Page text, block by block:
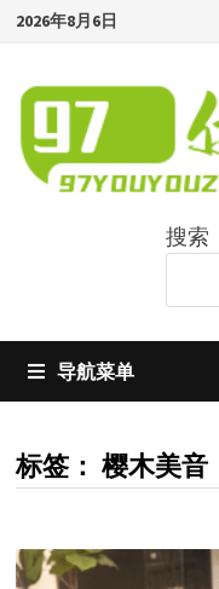
Skip
content
2026年8月6日
搜索
导航菜单
标签： 樱木美音